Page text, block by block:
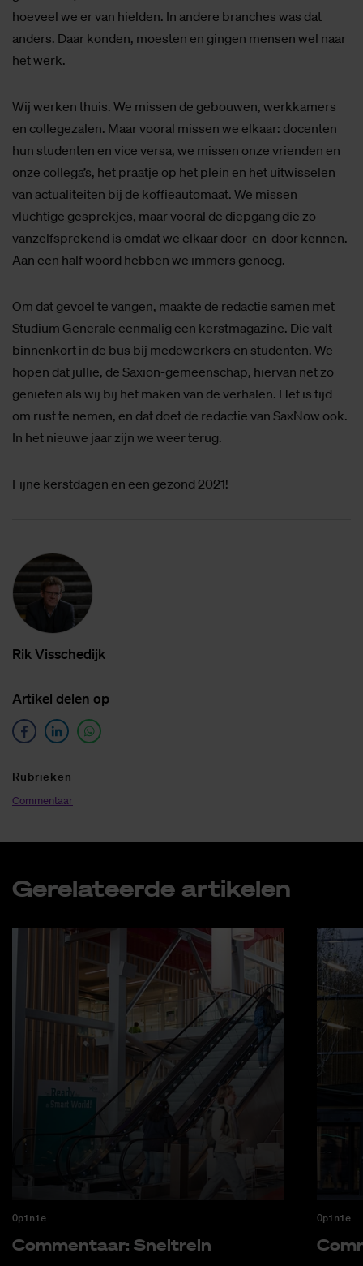
hoeveel we er van hielden. In andere branches was dat
anders. Daar konden, moesten en gingen mensen wel naar
het werk.
Wij werken thuis. We missen de gebouwen, werkkamers
en collegezalen. Maar vooral missen we elkaar: docenten
hun studenten en vice versa, we missen onze vrienden en
onze collega’s, het praatje op het plein en het uitwisselen
van actualiteiten bij de koffieautomaat. We missen
vluchtige gesprekjes, maar vooral de diepgang die zo
vanzelfsprekend is omdat we elkaar door-en-door kennen.
Aan een half woord hebben we immers genoeg.
Om dat gevoel te vangen, maakte de redactie samen met
Studium Generale eenmalig een kerstmagazine. Die valt
binnenkort in de bus bij medewerkers en studenten. We
hopen dat jullie, de Saxion-gemeenschap, hiervan net zo
genieten als wij bij het maken van de verhalen. Het is tijd
om rust te nemen, en dat doet de redactie van SaxNow ook.
In het nieuwe jaar zijn we weer terug.
Fijne kerstdagen en een gezond 2021!
Rik Vis­sche­dijk
Ar­ti­kel de­len op
Ru­brie­ken
Commentaar
Ge­re­la­teer­de ar­ti­ke­len
Opinie
Com­men­taar: Snel­trein
Opinie